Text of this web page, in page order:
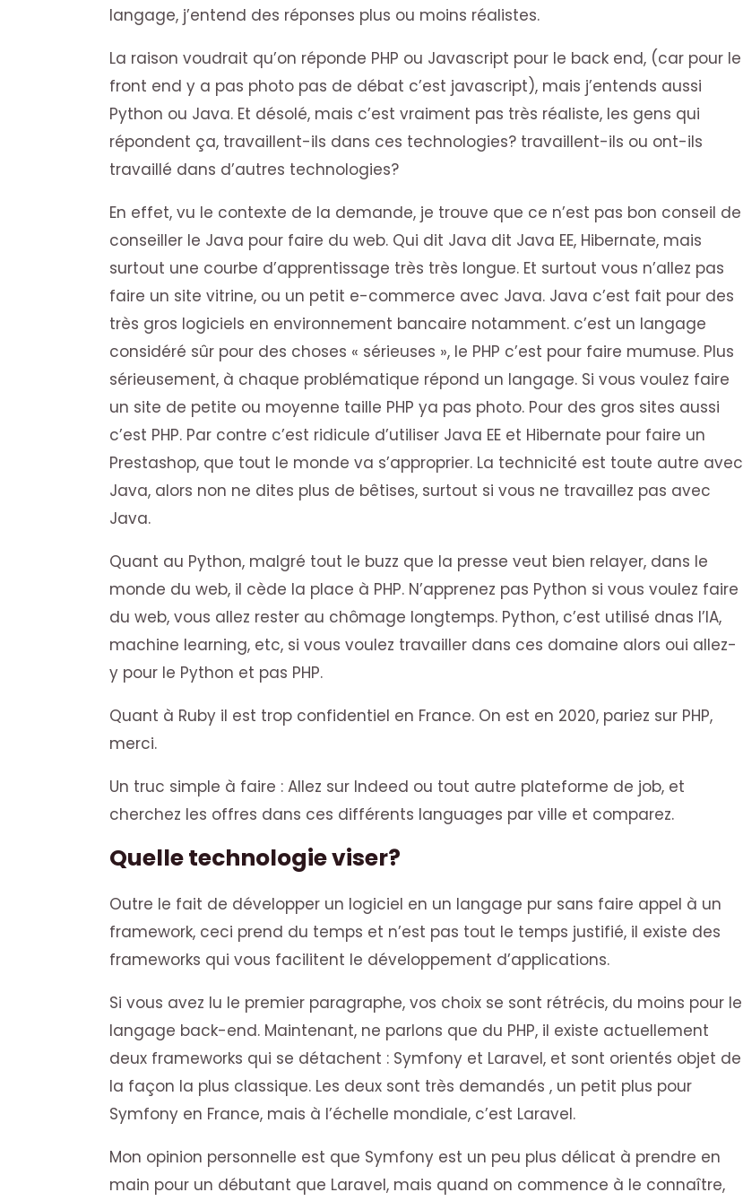
langage, j’entend des réponses plus ou moins réalistes.
La raison voudrait qu’on réponde PHP ou Javascript pour le back end, (car pour le
front end y a pas photo pas de débat c’est javascript), mais j’entends aussi
Python ou Java. Et désolé, mais c’est vraiment pas très réaliste, les gens qui
répondent ça, travaillent-ils dans ces technologies? travaillent-ils ou ont-ils
travaillé dans d’autres technologies?
En effet, vu le contexte de la demande, je trouve que ce n’est pas bon conseil de
conseiller le Java pour faire du web. Qui dit Java dit Java EE, Hibernate, mais
surtout une courbe d’apprentissage très très longue. Et surtout vous n’allez pas
faire un site vitrine, ou un petit e-commerce avec Java. Java c’est fait pour des
très gros logiciels en environnement bancaire notamment. c’est un langage
considéré sûr pour des choses « sérieuses », le PHP c’est pour faire mumuse. Plus
sérieusement, à chaque problématique répond un langage. Si vous voulez faire
un site de petite ou moyenne taille PHP ya pas photo. Pour des gros sites aussi
c’est PHP. Par contre c’est ridicule d’utiliser Java EE et Hibernate pour faire un
Prestashop, que tout le monde va s’approprier. La technicité est toute autre avec
Java, alors non ne dites plus de bêtises, surtout si vous ne travaillez pas avec
Java.
Quant au Python, malgré tout le buzz que la presse veut bien relayer, dans le
monde du web, il cède la place à PHP. N’apprenez pas Python si vous voulez faire
du web, vous allez rester au chômage longtemps. Python, c’est utilisé dnas l’IA,
machine learning, etc, si vous voulez travailler dans ces domaine alors oui allez-
y pour le Python et pas PHP.
Quant à Ruby il est trop confidentiel en France. On est en 2020, pariez sur PHP,
merci.
Un truc simple à faire : Allez sur Indeed ou tout autre plateforme de job, et
cherchez les offres dans ces différents languages par ville et comparez.
Quelle technologie viser?
Outre le fait de développer un logiciel en un langage pur sans faire appel à un
framework, ceci prend du temps et n’est pas tout le temps justifié, il existe des
frameworks qui vous facilitent le développement d’applications.
Si vous avez lu le premier paragraphe, vos choix se sont rétrécis, du moins pour le
langage back-end. Maintenant, ne parlons que du PHP, il existe actuellement
deux frameworks qui se détachent : Symfony et Laravel, et sont orientés objet de
la façon la plus classique. Les deux sont très demandés , un petit plus pour
Symfony en France, mais à l’échelle mondiale, c’est Laravel.
Mon opinion personnelle est que Symfony est un peu plus délicat à prendre en
main pour un débutant que Laravel, mais quand on commence à le connaître,